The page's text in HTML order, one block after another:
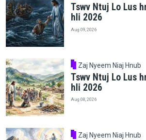
Tswv Ntuj Lo Lus
hli 2026
Aug 09, 2026
Zaj Nyeem Niaj Hnub
Tswv Ntuj Lo Lus
hli 2026
Aug 08, 2026
Zaj Nyeem Niaj Hnub